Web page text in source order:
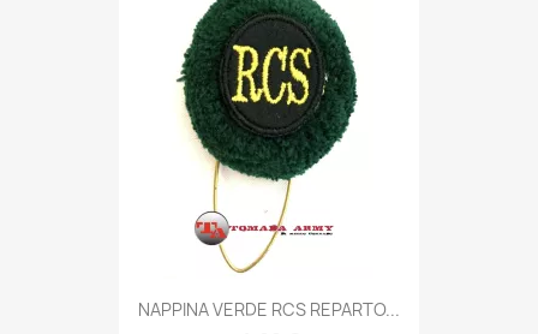
Anteprima
NAPPINA VERDE RCS REPARTO...